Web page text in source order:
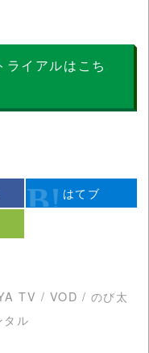
イアルはこち
はてブ
TV / VOD / のび太
タル